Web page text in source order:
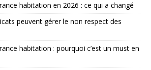
habitation en 2026 : ce qui a changé
peuvent gérer le non respect des
habitation : pourquoi c’est un must en